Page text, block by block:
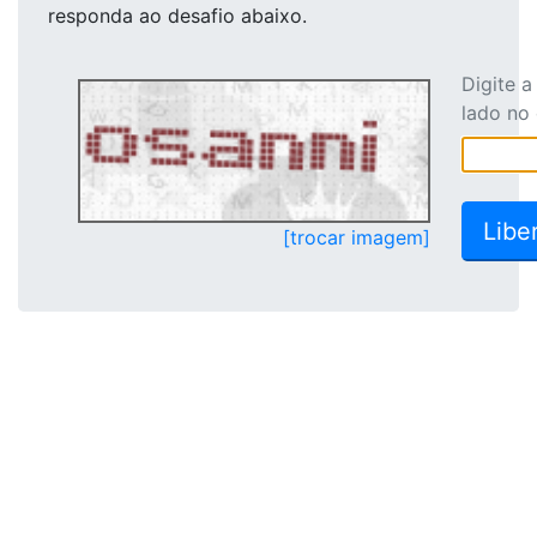
responda ao desafio abaixo.
[trocar imagem]
Digite
lado no